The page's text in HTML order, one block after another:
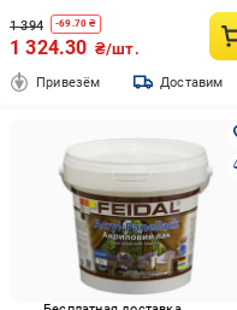
1 394 -69.70 ₴
1 324.30 ₴/шт.
Привезём Доставим